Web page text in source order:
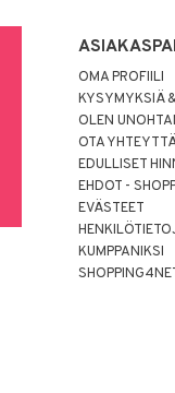
OMA PROFIILI
KYSYMYKSIÄ
OLEN
OTA
EDULLISET
EHDOT -
EVÄSTEET
KUMPPANIKSI